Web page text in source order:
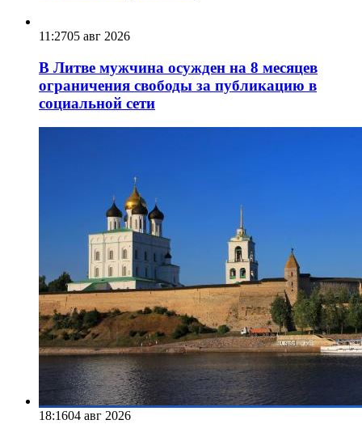
11:2705 авг 2026
В Литве мужчина осужден на 8 месяцев
ограничения свободы за публикацию в
социальной сети
18:1604 авг 2026